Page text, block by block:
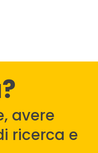
avere
ricerca e